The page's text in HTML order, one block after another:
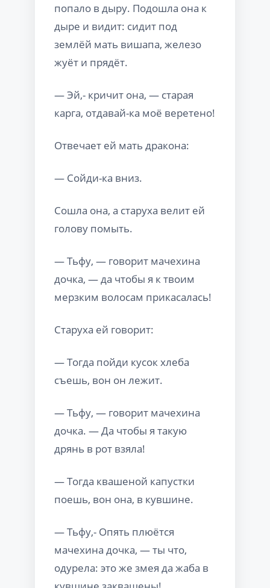
попало в дыру. Подошла она к
дыре и видит: сидит под
землёй мать вишапа, железо
жуёт и прядёт.
— Эй,- кричит она, — старая
карга, отдавай-ка моё веретено!
Отвечает ей мать дракона:
— Сойди-ка вниз.
Сошла она, а старуха велит ей
голову помыть.
— Тьфу, — говорит мачехина
дочка, — да чтобы я к твоим
мерзким волосам прикасалась!
Старуха ей говорит:
— Тогда пойди кусок хлеба
съешь, вон он лежит.
— Тьфу, — говорит мачехина
дочка. — Да чтобы я такую
дрянь в рот взяла!
— Тогда квашеной капустки
поешь, вон она, в кувшине.
— Тьфу,- Опять плюётся
мачехина дочка, — ты что,
одурела: это же змея да жаба в